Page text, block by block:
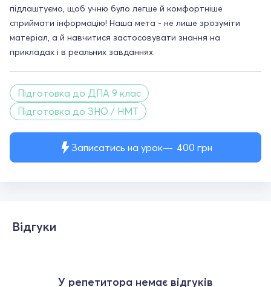
Записатись на урок 400 грн
підлаштуємо, щоб учню було легше й комфортніше
сприймати інформацію! Наша мета - не лише зрозуміти
матеріал, а й навчитися застосовувати знання на
прикладах і в реальних завданнях.
Підготовка до ДПА 9 клас
Підготовка до ЗНО / НМТ
Відгуки
У репетитора немає відгуків